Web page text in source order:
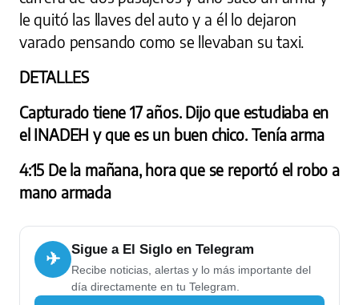
le quitó las llaves del auto y a él lo dejaron
varado pensando como se llevaban su taxi.
DETALLES
Capturado tiene 17 años. Dijo que estudiaba en
el INADEH y que es un buen chico. Tenía arma
4:15 De la mañana, hora que se reportó el robo a
mano armada
✈ Sigue a El Siglo en Telegram
Recibe noticias, alertas y lo más importante del
día directamente en tu Telegram.